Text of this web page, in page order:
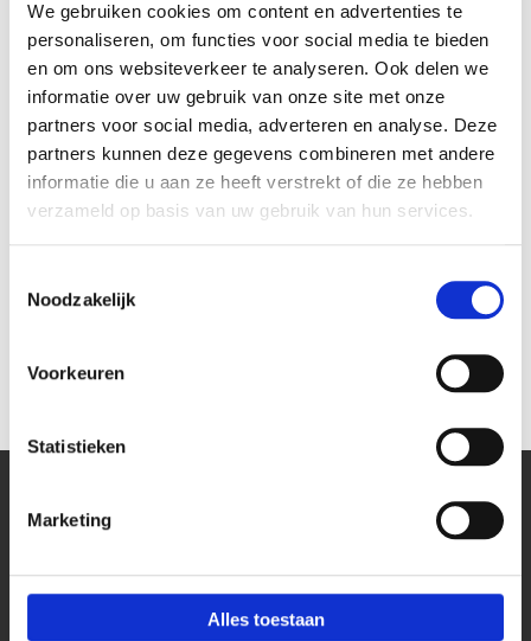
We gebruiken cookies om content en advertenties te
personaliseren, om functies voor social media te bieden
en om ons websiteverkeer te analyseren. Ook delen we
informatie over uw gebruik van onze site met onze
partners voor social media, adverteren en analyse. Deze
partners kunnen deze gegevens combineren met andere
informatie die u aan ze heeft verstrekt of die ze hebben
verzameld op basis van uw gebruik van hun services.
Noodzakelijk
Voorkeuren
Statistieken
Marketing
Alles toestaan
Stekkerdoos 3-voudig
€ 8,98
Apparaatsnoer C13 zwart 3
Bekijk onze blog pagina